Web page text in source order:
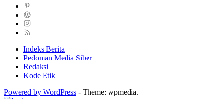
Indeks Berita
Pedoman Media Siber
Redaksi
Kode Etik
Powered by WordPress - Theme: wpmedia.